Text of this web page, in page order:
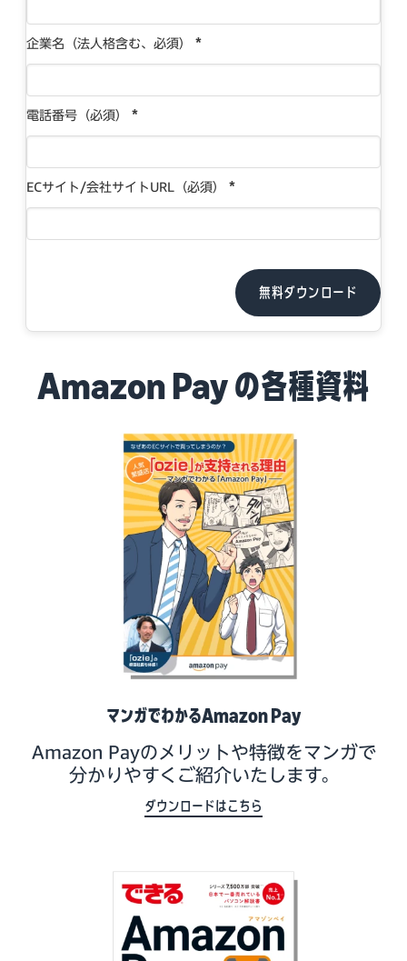
企業名（法人格含む、必須） *
電話番号（必須） *
ECサイト/会社サイトURL（必須） *
無料ダウンロード
Amazon Pay の各種資料
マンガでわかるAmazon Pay
Amazon Payのメリットや特徴をマンガで
分かりやすくご紹介いたします。
ダウンロードはこちら